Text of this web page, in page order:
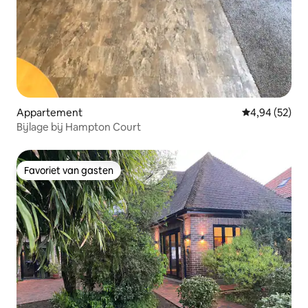
Appartement Gemiddelde
4,94 (52)
Bijlage bij Hampton Court
Favoriet van gasten
Favoriet van gasten